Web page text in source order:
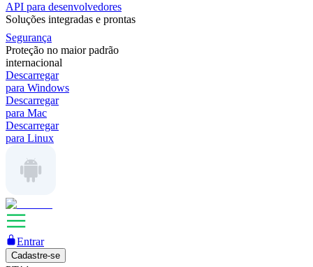
API para desenvolvedores
Soluções integradas e prontas
Segurança
Proteção no maior padrão
internacional
Descarregar
para Windows
Descarregar
para Mac
Descarregar
para Linux
Entrar
Cadastre-se